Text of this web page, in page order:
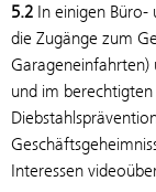
5.2 In einigen Büro-
die Zugänge zum
Garageneinfahrten)
und im
Interessen